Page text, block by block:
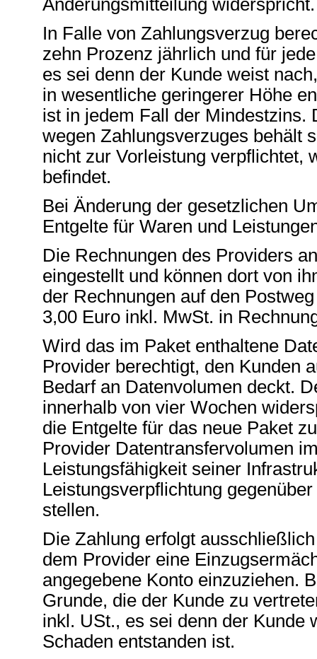
Änderungsmitteilung widerspricht.
In Falle von Zahlungsverzug
zehn Prozenz jährlich und für
es sei denn der Kunde weist
in wesentliche geringerer Höhe
ist in jedem Fall der Mindestzins.
wegen Zahlungsverzuges behält
nicht zur Vorleistung verpflichtet,
befindet.
Bei Änderung der gesetzlichen
Entgelte für Waren und
Die Rechnungen des Providers
eingestellt und können dort von
der Rechnungen auf den
3,00 Euro inkl. MwSt. in
Wird das im Paket enthaltene
Provider berechtigt, den Kunden
Bedarf an Datenvolumen deckt.
innerhalb von vier Wochen
die Entgelte für das neue Paket
Provider Datentransfervolumen
Leistungsfähigkeit seiner
Leistungsverpflichtung
stellen.
Die Zahlung erfolgt
dem Provider eine
angegebene Konto einzuziehen.
Grunde, die der Kunde zu
inkl. USt., es sei denn der Kunde
Schaden entstanden ist.